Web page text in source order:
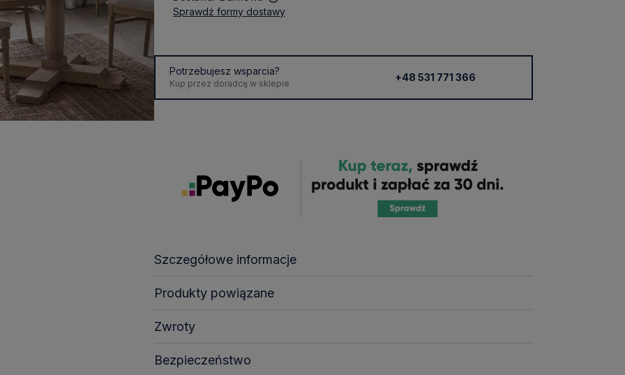
Cena nie zawiera ewentualnych
kosztów płatności
sprawdź formy dostawy
Potrzebujesz wsparcia?
Kup przez doradcę w sklepie
+48 531 771 366
Szczegółowe informacje
Produkty powiązane
Zwroty
Bezpieczeństwo